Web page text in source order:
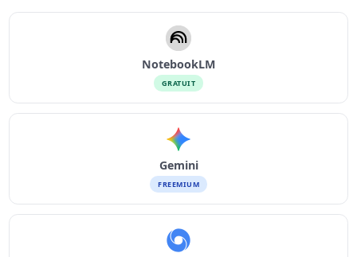
NotebookLM
GRATUIT
Gemini
FREEMIUM